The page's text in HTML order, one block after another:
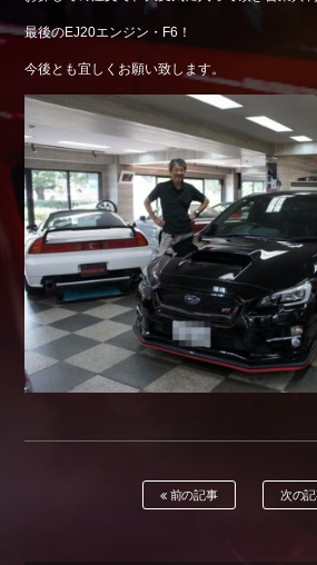
買取査定
Blog
Shop info.
店舗紹介
Company
会社概要
最後のEJ20エンジン・F6！
今後とも宜しくお願い致します。
前の記事 次の